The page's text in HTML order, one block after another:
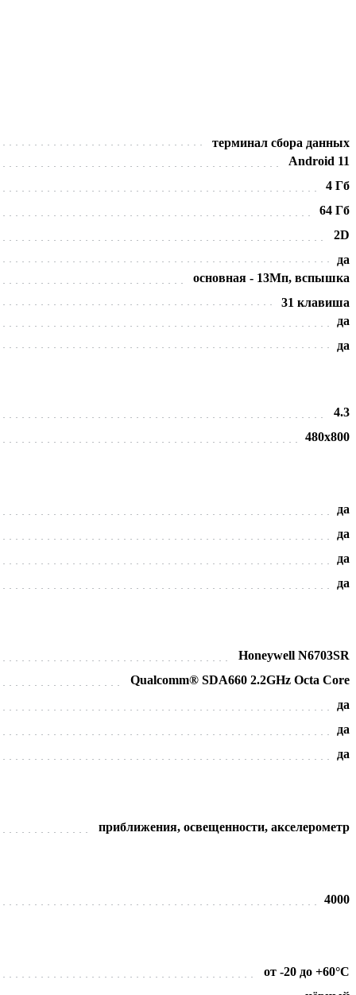
терминал сбора данных
Android 11
4 Гб
64 Гб
2D
да
основная - 13Мп, вспышка
31 клавиша
да
да
4.3
480х800
да
да
да
да
Honeywell N6703SR
Qualcomm® SDA660 2.2GHz Octa Core
да
да
да
приближения, освещенности, акселерометр
4000
от -20 до +60°С